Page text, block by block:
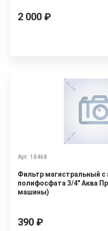
2 000 ₽
Арт. 18468
Фильтр магистральный с
полифосфата 3/4" Аква
машины)
390 ₽